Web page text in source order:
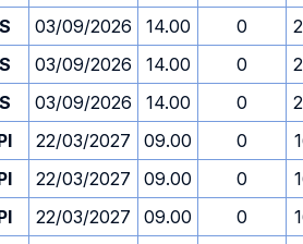
S 03/09/2026 14.00 0
S 03/09/2026 14.00 0
S 03/09/2026 14.00 0
22/03/2027 09.00 0
22/03/2027 09.00 0
22/03/2027 09.00 0